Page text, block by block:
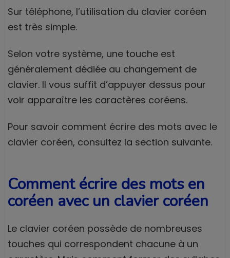
Sur téléphone, l’utilisation du clavier coréen
est très simple.
Selon votre système, une touche est
généralement dédiée au changement de
clavier. Il vous suffit d’appuyer dessus pour
voir apparaître les caractères coréens.
Pour savoir comment écrire des mots avec le
clavier coréen, consultez la section suivante.
Comment écrire des mots en
coréen avec un clavier coréen
Le clavier coréen possède de nombreuses
touches qui correspondent chacune à un